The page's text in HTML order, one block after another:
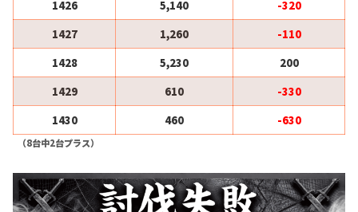
1426 5,140
-320
1427
1,260
-110
1428
5,230
200
1429
610
-330
1430
460 -630
（8台中2台プラス）